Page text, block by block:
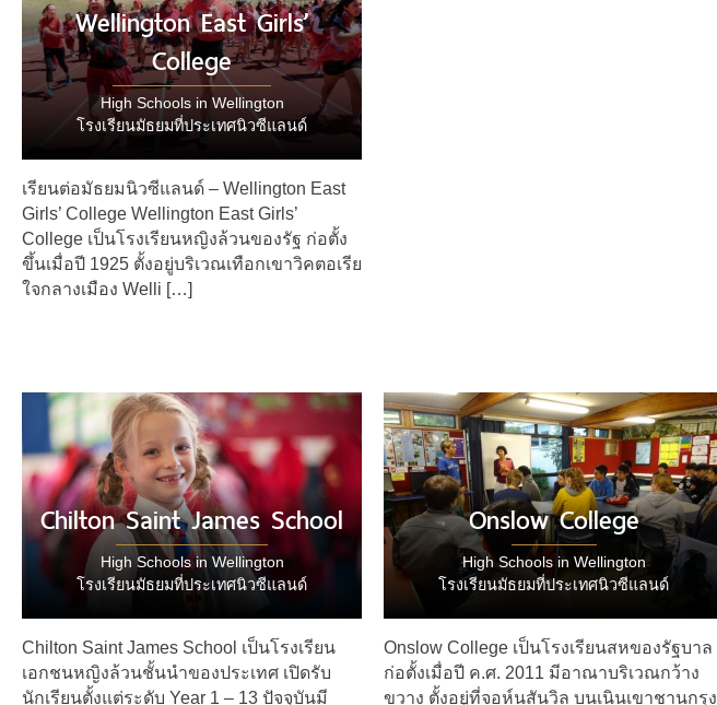
Wellington East Girls’
College
High Schools in Wellington
โรงเรียนมัธยมที่ประเทศนิวซีแลนด์
เรียนต่อมัธยมนิวซีแลนด์ – Wellington East
Girls’ College Wellington East Girls’
College เป็นโรงเรียนหญิงล้วนของรัฐ ก่อตั้ง
ขึ้นเมื่อปี 1925 ตั้งอยู่บริเวณเทือกเขาวิคตอเรีย
ใจกลางเมือง Welli […]
Chilton Saint James School
High Schools in Wellington
โรงเรียนมัธยมที่ประเทศนิวซีแลนด์
Chilton Saint James School เป็นโรงเรียน
เอกชนหญิงล้วนชั้นนำของประเทศ เปิดรับ
นักเรียนตั้งแต่ระดับ Year 1 – 13 ปัจจุบันมี
Onslow College
High Schools in Wellington
โรงเรียนมัธยมที่ประเทศนิวซีแลนด์
Onslow College เป็นโรงเรียนสหของรัฐบาล
ก่อตั้งเมื่อปี ค.ศ. 2011 มีอาณาบริเวณกว้าง
ขวาง ตั้งอยู่ที่จอห์นสันวิล บนเนินเขาชานกรุง